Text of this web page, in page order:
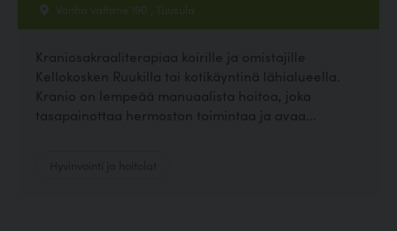
Vanha valtatie 190 , Tuusula
Kraniosakraaliterapiaa koirille ja omistajille
Kellokosken Ruukilla tai kotikäyntinä lähialueella.
Kranio on lempeää manuaalista hoitoa, joka
tasapainottaa hermoston toimintaa ja avaa...